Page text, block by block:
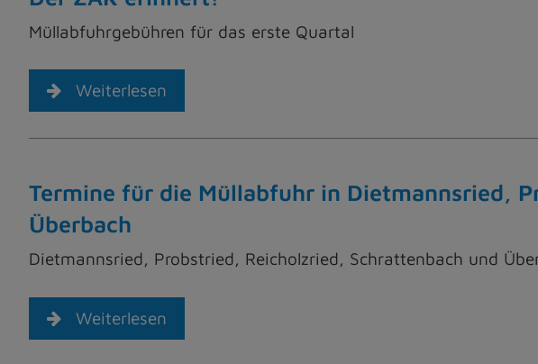
Müllabfuhrgebühren für das erste Quartal
Weiterlesen
Termine für die Müllabfuhr in Dietmannsried,
Überbach
Dietmannsried, Probstried, Reicholzried, Schrattenbach und
Weiterlesen